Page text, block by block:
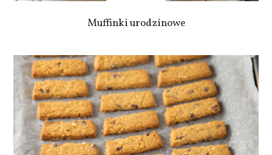
Muffinki urodzinowe